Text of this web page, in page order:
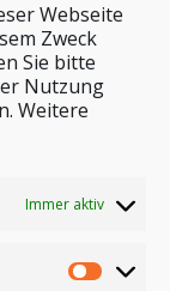
Webseite
Zweck
Sie bitte
Nutzung
Weitere
Immer aktiv